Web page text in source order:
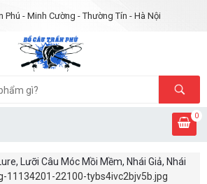
Phú - Minh Cường - Thường Tín - Hà Nội
0
Lưỡi Câu Móc Mồi Mềm, Nhái Giả, Nhái
11134201-22100-tybs4ivc2bjv5b.jpg